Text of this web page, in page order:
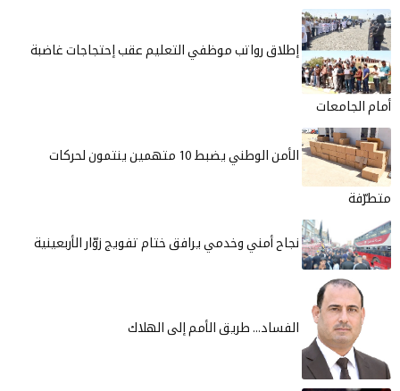
إطلاق رواتب موظفي التعليم عقب إحتجاجات غاضبة
أمام الجامعات
الأمن الوطني يضبط 10 متهمين ينتمون لحركات
متطرّفة
نجاح أمني وخدمي يرافق ختام تفويج زوّار الأربعينية
الفساد... طريق الأمم إلى الهلاك